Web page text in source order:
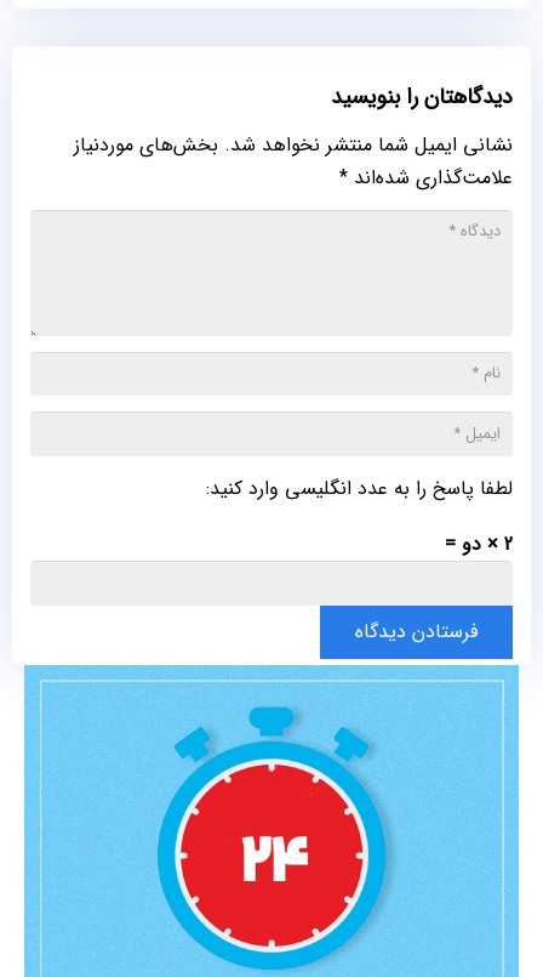
دیدگاهتان را بنویسید
نشانی ایمیل شما منتشر نخواهد شد. بخش‌های موردنیاز
علامت‌گذاری شده‌اند *
لطفا پاسخ را به عدد انگلیسی وارد کنید:
2 × دو =
فرستادن دیدگاه